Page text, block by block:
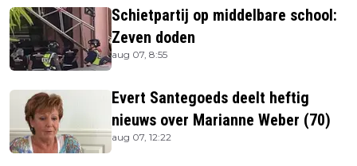
Schietpartij op middelbare school:
Zeven doden
aug 07, 8:55
Evert Santegoeds deelt heftig
nieuws over Marianne Weber (70)
aug 07, 12:22